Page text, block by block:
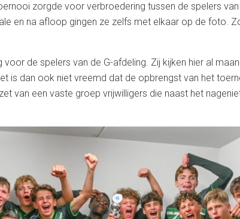
zorgde voor verbroedering tussen de spelers
en na afloop gingen ze zelfs met elkaar op de foto.
de spelers van de G-afdeling. Zij kijken hier al
is dan ook niet vreemd dat de opbrengst van het
van een vaste groep vrijwilligers die naast het